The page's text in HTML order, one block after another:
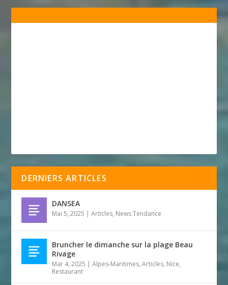
DERNIERS ARTICLES
DANSEA
Mai 5, 2025 |Articles, News Tendance
Bruncher le dimanche sur la plage Beau
Rivage
Mar 4, 2025 |Alpes-Maritimes,Articles, Nice,
Restaurant